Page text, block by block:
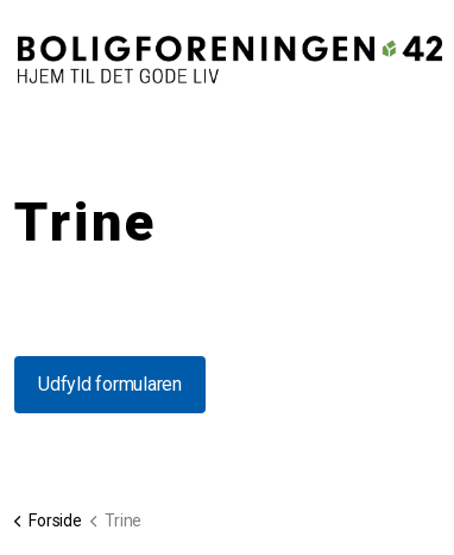
Trine
Udfyld formularen
Forside Trine